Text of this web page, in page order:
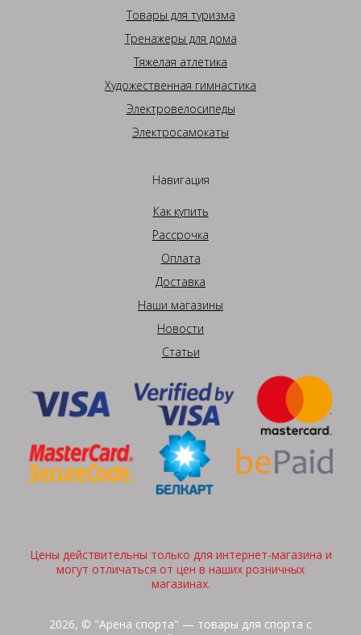
Товары для туризма
Тренажеры для дома
Тяжелая атлетика
Художественная гимнастика
Электровелосипеды
Электросамокаты
Навигация
Как купить
Рассрочка
Оплата
Доставка
Наши магазины
Новости
Статьи
Цены действительны только для интернет-магазина и
могут отличаться от цен в наших розничных
магазинах.
2026, © "Арена спорта" — товары для спорта с